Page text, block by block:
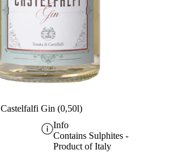
Castelfalfi Gin (0,50l)
Info
Contains Sulphites -
Product of Italy